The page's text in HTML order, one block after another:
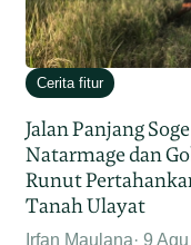
Cerita fitur
Jalan Panjang Soge
Natarmage dan
Runut
Tanah Ulayat
Irfan Maulana 9